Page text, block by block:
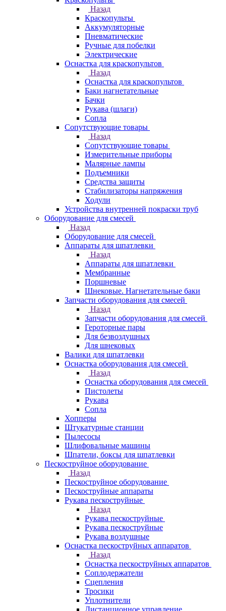
Назад
Краскопульты
Аккумуляторные
Пневматические
Ручные для побелки
Электрические
Оснастка для краскопультов
Назад
Оснастка для краскопультов
Баки нагнетательные
Бачки
Рукава (шлаги)
Сопла
Сопутствующие товары
Назад
Сопутствующие товары
Измерительные приборы
Малярные лампы
Подъемники
Средства защиты
Стабилизаторы напряжения
Ходули
Устройства внутренней покраски труб
Оборудование для смесей
Назад
Оборудование для смесей
Аппараты для шпатлевки
Назад
Аппараты для шпатлевки
Мембранные
Поршневые
Шнековые. Нагнетательные баки
Запчасти оборудования для смесей
Назад
Запчасти оборудования для смесей
Героторные пары
Для безвоздушных
Для шнековых
Валики для шпатлевки
Оснастка оборудования для смесей
Назад
Оснастка оборудования для смесей
Пистолеты
Рукава
Сопла
Хопперы
Штукатурные станции
Пылесосы
Шлифовальные машины
Шпатели, боксы для шпатлевки
Пескоструйное оборудование
Назад
Пескоструйное оборудование
Пескоструйные аппараты
Рукава пескоструйные
Назад
Рукава пескоструйные
Рукава пескоструйные
Рукава воздушные
Оснастка пескоструйных аппаратов
Назад
Оснастка пескоструйных аппаратов
Соплодержатели
Сцепления
Тросики
Уплотнители
Дистанционное управление